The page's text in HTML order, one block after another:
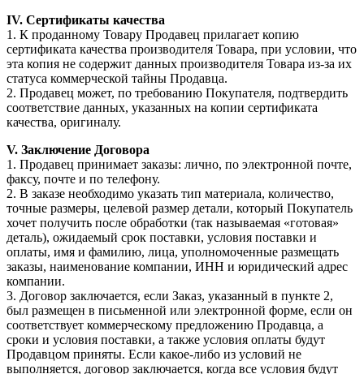
IV. Сертификаты качества
1. К проданному Товару Продавец прилагает копию
сертификата качества производителя Товара, при условии, что
эта копия не содержит данных производителя Товара из-за их
статуса коммерческой тайны Продавца.
2. Продавец может, по требованию Покупателя, подтвердить
соответствие данных, указанных на копии сертификата
качества, оригиналу.
V. Заключение Договора
1. Продавец принимает заказы: лично, по электронной почте,
факсу, почте и по телефону.
2. В заказе необходимо указать тип материала, количество,
точные размеры, целевой размер детали, который Покупатель
хочет получить после обработки (так называемая «готовая»
деталь), ожидаемый срок поставки, условия поставки и
оплаты, имя и фамилию, лица, уполномоченные размещать
заказы, наименование компании, ИНН и юридический адрес
компании.
3. Договор заключается, если Заказ, указанный в пункте 2,
был размещен в письменной или электронной форме, если он
соответствует коммерческому предложению Продавца, а
сроки и условия поставки, а также условия оплаты будут
Продавцом приняты. Если какое-либо из условий не
выполняется, договор заключается, когда все условия будут